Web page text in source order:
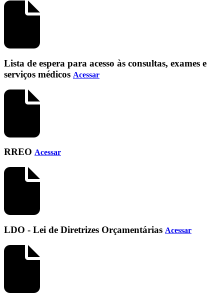
Lista de espera para acesso às consultas, exames e
serviços médicos Acessar
RREO Acessar
LDO - Lei de Diretrizes Orçamentárias Acessar